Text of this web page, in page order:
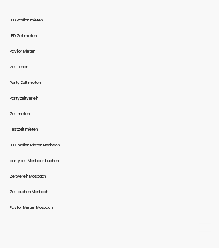
LED Pavillon mieten
LED Zelt mieten
Pavillon Mieten
zelt Leihen
Party Zelt mieten
Partyzeltverleih
Zelt mieten
Festzelt mieten
LED PAvillon Mieten Mosbach
partyzelt Mosbach buchen
Zeltverleih Mosbach
Zelt buchen Mosbach
Pavillon Mieten Mosbach